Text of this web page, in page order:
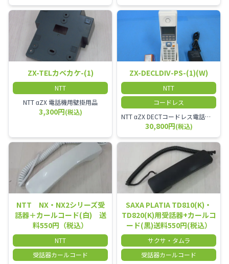
ZX-TELカベカケ-(1)
NTT
NTT αZX 電話機用壁掛用品
3,300円(税込)
ZX-DECLDIV-PS-(1)(W)
NTT
コードレス
NTT αZX DECTコードレス電話機(ダイバーシティ方式)
30,800円(税込)
NTT NX・NX2シリーズ受
話器＋カールコード(白) 送
料550円（税込）
NTT
受話器カールコード
SAXA PLATIA TD810(K)・
TD820(K)用受話器+カールコ
ード(黒)送料550円(税込）
サクサ・タムラ
受話器カールコード